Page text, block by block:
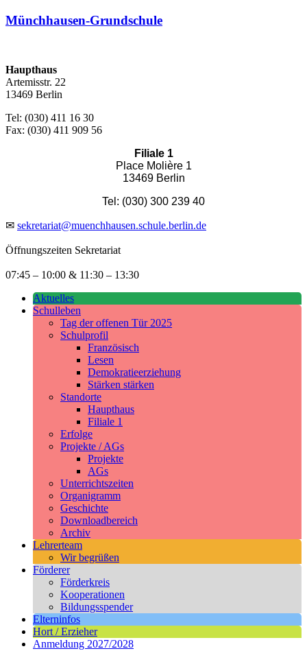
Münchhausen-Grundschule
Haupthaus
Artemisstr. 22
13469 Berlin
Tel: (030) 411 16 30
Fax: (030) 411 909 56
Filiale 1
Place Molière 1
13469 Berlin
Tel: (030) 300 239 40
✉ sekretariat@muenchhausen.schule.berlin.de
Öffnungszeiten Sekretariat
07:45 – 10:00 & 11:30 – 13:30
Aktuelles
Schulleben
Tag der offenen Tür 2025
Schulprofil
Französisch
Lesen
Demokratieerziehung
Stärken stärken
Standorte
Haupthaus
Filiale 1
Erfolge
Projekte / AGs
Projekte
AGs
Unterrichtszeiten
Organigramm
Geschichte
Downloadbereich
Archiv
Lehrerteam
Wir begrüßen
Förderer
Förderkreis
Kooperationen
Bildungsspender
Elterninfos
Hort / Erzieher
Anmeldung 2027/2028